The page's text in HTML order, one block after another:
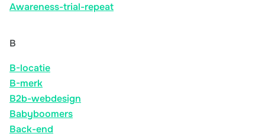
Awareness-trial-repeat
B
B-locatie
B-merk
B2b-webdesign
Babyboomers
Back-end